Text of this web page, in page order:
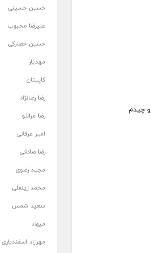
چیدم
حسین حسینی
علیرضا محبوب
حسین حصارکی
مهدیار
کاپیتان
رضا رضانژاد
رضا مرانلو
امیر عرفانی
رضا صادقی
مجید رضوی
محمد زینعلی
سعید شمس
میهاد
مهرزاد اسفندیاری